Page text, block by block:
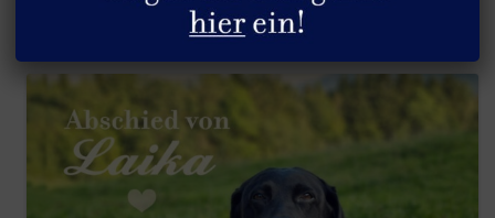
Abschied von Laika